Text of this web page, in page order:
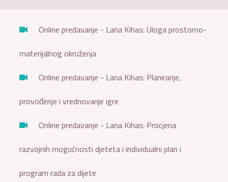
Online predavanje - Lana Kihas: Uloga prostorno-
materijalnog okruženja
Online predavanje - Lana Kihas: Planiranje,
provođenje i vrednovanje igre
Online predavanje - Lana Kihas: Procjena
razvojnih mogućnosti djeteta i individualni plan i
program rada za dijete